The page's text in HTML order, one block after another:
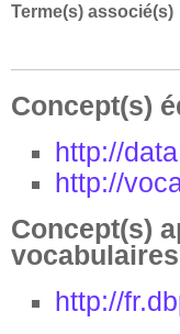
Terme(s) associé(s)
Concept(s)
http://
http://
Concept(s)
vocabulaires
http://